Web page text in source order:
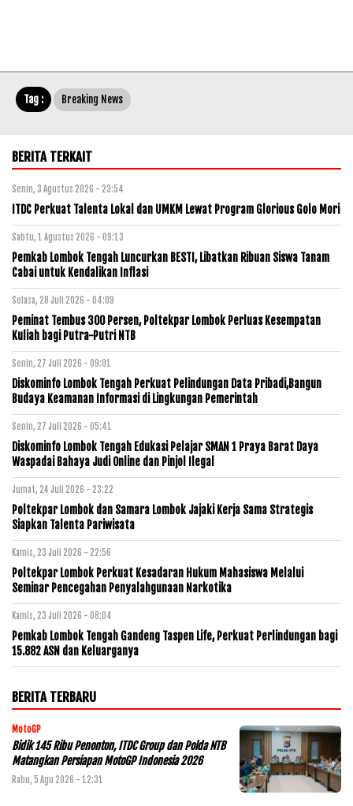
Tag : Breaking News
BERITA TERKAIT
Senin, 3 Agustus 2026 - 23:54
ITDC Perkuat Talenta Lokal dan UMKM Lewat Program Glorious Golo Mori
Sabtu, 1 Agustus 2026 - 09:13
Pemkab Lombok Tengah Luncurkan BESTI, Libatkan Ribuan Siswa Tanam
Cabai untuk Kendalikan Inflasi
Selasa, 28 Juli 2026 - 04:09
Peminat Tembus 300 Persen, Poltekpar Lombok Perluas Kesempatan
Kuliah bagi Putra-Putri NTB
Senin, 27 Juli 2026 - 09:01
Diskominfo Lombok Tengah Perkuat Pelindungan Data Pribadi,Bangun
Budaya Keamanan Informasi di Lingkungan Pemerintah
Senin, 27 Juli 2026 - 05:41
Diskominfo Lombok Tengah Edukasi Pelajar SMAN 1 Praya Barat Daya
Waspadai Bahaya Judi Online dan Pinjol Ilegal
Jumat, 24 Juli 2026 - 23:22
Poltekpar Lombok dan Samara Lombok Jajaki Kerja Sama Strategis
Siapkan Talenta Pariwisata
Kamis, 23 Juli 2026 - 22:56
Poltekpar Lombok Perkuat Kesadaran Hukum Mahasiswa Melalui
Seminar Pencegahan Penyalahgunaan Narkotika
Kamis, 23 Juli 2026 - 08:04
Pemkab Lombok Tengah Gandeng Taspen Life, Perkuat Perlindungan bagi
15.882 ASN dan Keluarganya
BERITA TERBARU
MotoGP
Bidik 145 Ribu Penonton, ITDC Group dan Polda NTB
Matangkan Persiapan MotoGP Indonesia 2026
Rabu, 5 Agu 2026 - 12:31